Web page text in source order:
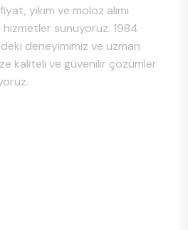
yıkım ve moloz alımı
sunuyoruz. 1984
deneyimimiz ve uzman
kaliteli ve güvenilir çözümler